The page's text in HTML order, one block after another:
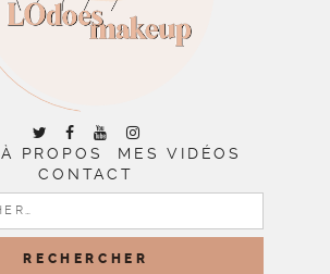
À PROPOS
MES VIDÉOS
CONTACT
RECHERCHER :